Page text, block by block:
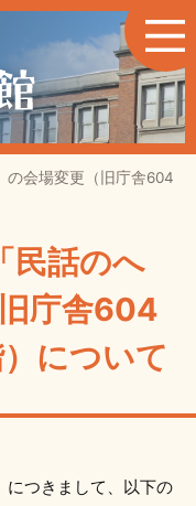
の会場変更（旧庁舎604
民話のへ
庁舎604
について
につきまして、以下の